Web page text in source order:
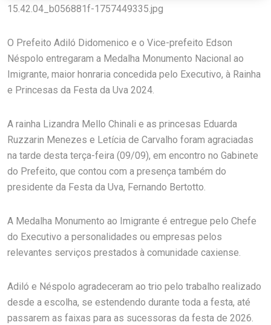
15.42.04_b056881f-1757449335.jpg
O Prefeito Adiló Didomenico e o Vice-prefeito Edson
Néspolo entregaram a Medalha Monumento Nacional ao
Imigrante, maior honraria concedida pelo Executivo, à Rainha
e Princesas da Festa da Uva 2024.
A rainha Lizandra Mello Chinali e as princesas Eduarda
Ruzzarin Menezes e Letícia de Carvalho foram agraciadas
na tarde desta terça-feira (09/09), em encontro no Gabinete
do Prefeito, que contou com a presença também do
presidente da Festa da Uva, Fernando Bertotto.
A Medalha Monumento ao Imigrante é entregue pelo Chefe
do Executivo a personalidades ou empresas pelos
relevantes serviços prestados à comunidade caxiense.
Adiló e Néspolo agradeceram ao trio pelo trabalho realizado
desde a escolha, se estendendo durante toda a festa, até
passarem as faixas para as sucessoras da festa de 2026.